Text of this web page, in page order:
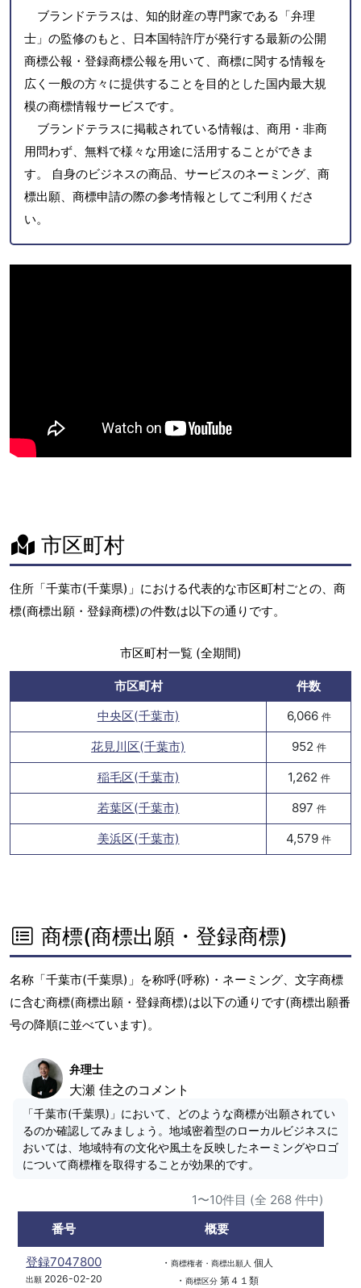
ブランドテラスは、知的財産の専門家である「弁理
士」の監修のもと、日本国特許庁が発行する最新の公開
商標公報・登録商標公報を用いて、商標に関する情報を
広く一般の方々に提供することを目的とした国内最大規
模の商標情報サービスです。
ブランドテラスに掲載されている情報は、商用・非商
用問わず、無料で様々な用途に活用することができま
す。 自身のビジネスの商品、サービスのネーミング、商
標出願、商標申請の際の参考情報としてご利用くださ
い。
市区町村
住所「千葉市(千葉県)」における代表的な市区町村ごとの、商
標(商標出願・登録商標)の件数は以下の通りです。
市区町村一覧 (全期間)
市区町村
件数
中央区(千葉市)
6,066 件
花見川区(千葉市) 952 件
稲毛区(千葉市) 1,262 件
若葉区(千葉市) 897 件
美浜区(千葉市) 4,579 件
商標(商標出願・登録商標)
名称「千葉市(千葉県)」を称呼(呼称)・ネーミング、文字商標
に含む商標(商標出願・登録商標)は以下の通りです(商標出願番
号の降順に並べています)。
弁理士
大瀬 佳之のコメント
「千葉市(千葉県)」において、どのような商標が出願されてい
るのか確認してみましょう。地域密着型のローカルビジネスに
おいては、地域特有の文化や風土を反映したネーミングやロゴ
について商標権を取得することが効果的です。
1〜10件目 (全 268 件中)
番号
概要
登録7047800
出願2026-02-20
・ 商標権者・商標出願人 個人
・ 商標区分第４１類